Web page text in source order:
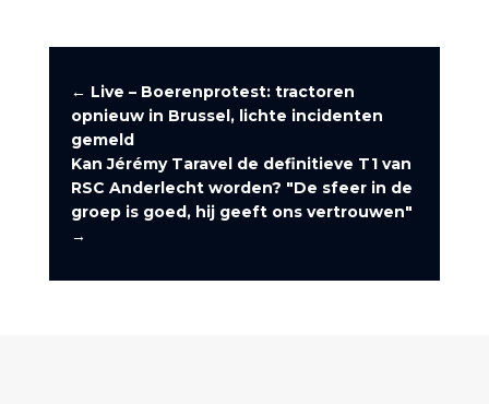
← Live – Boerenprotest: tractoren
opnieuw in Brussel, lichte incidenten
gemeld
Kan Jérémy Taravel de definitieve T1 van
RSC Anderlecht worden? "De sfeer in de
groep is goed, hij geeft ons vertrouwen"
→